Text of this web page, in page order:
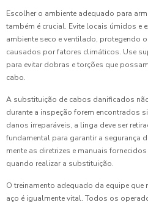
Escolher o ambiente adequado para
também é crucial. Evite locais úmidos e
ambiente seco e ventilado, protegendo
causados por fatores climáticos. Use
para evitar dobras e torções que
cabo.
A substituição de cabos danificados
durante a inspeção forem encontrados
danos irreparáveis, a linga deve ser
fundamental para garantir a segurança
mente as diretrizes e manuais
quando realizar a substituição.
O treinamento adequado da equipe
aço é igualmente vital. Todos os